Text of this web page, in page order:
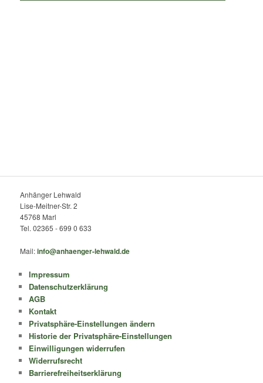
Anhänger Lehwald
Lise-Meitner-Str. 2
45768 Marl
Tel. 02365 - 699 0 633
Mail:info@anhaenger-lehwald.de
Impressum
Datenschutzerklärung
AGB
Kontakt
Privatsphäre-Einstellungen ändern
Historie der Privatsphäre-Einstellungen
Einwilligungen widerrufen
Widerrufsrecht
Barrierefreiheitserklärung